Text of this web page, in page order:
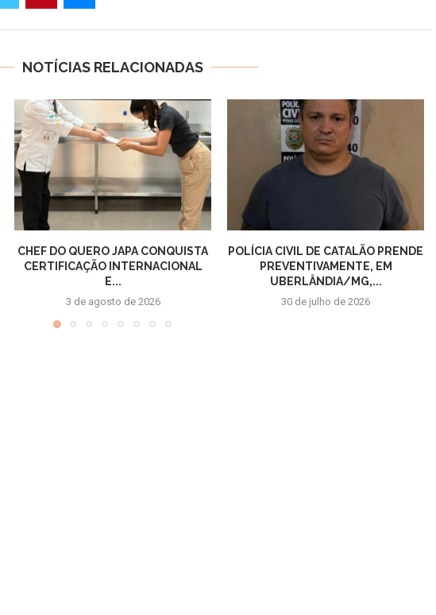
NOTÍCIAS RELACIONADAS
CHEF DO QUERO JAPA CONQUISTA
CERTIFICAÇÃO INTERNACIONAL
E...
3 de agosto de 2026
POLÍCIA CIVIL DE CATALÃO PRENDE
PREVENTIVAMENTE, EM
UBERLÂNDIA/MG,...
30 de julho de 2026